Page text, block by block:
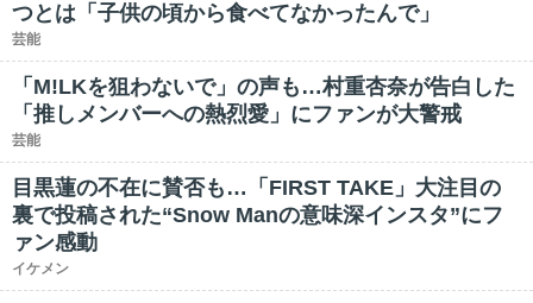
つとは「子供の頃から食べてなかったんで」
芸能
「M!LKを狙わないで」の声も…村重杏奈が告白した
「推しメンバーへの熱烈愛」にファンが大警戒
芸能
目黒蓮の不在に賛否も…「FIRST TAKE」大注目の
裏で投稿された“Snow Manの意味深インスタ”にフ
ァン感動
イケメン